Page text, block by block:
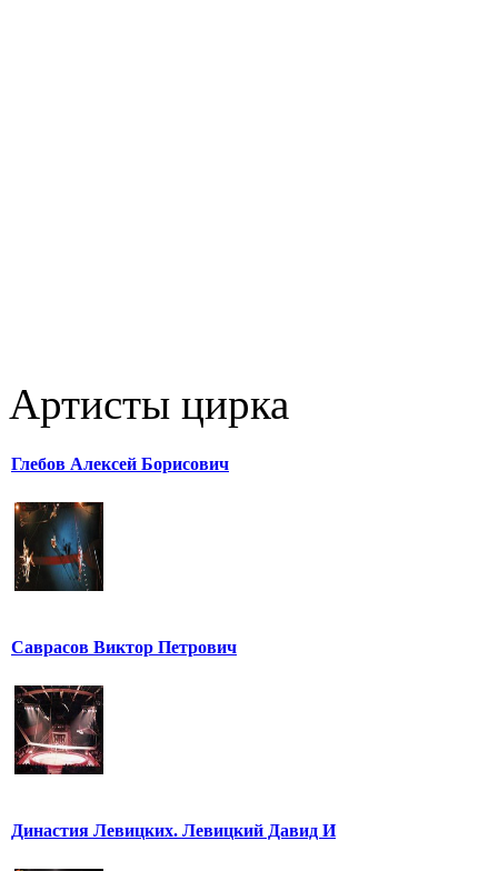
Артисты цирка
Глебов Алексей Борисович
Саврасов Виктор Петрович
Династия Левицких. Левицкий Давид И